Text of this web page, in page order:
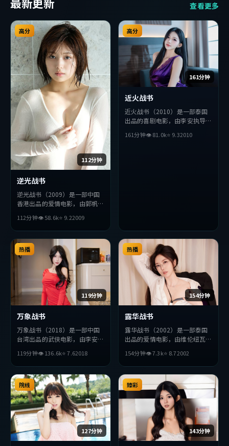
最新更新 查看更多
112分钟
高分
逆光战书
逆光战书（2009）是一部中国
香港出品的爱情电影，由郭帆执
等主演。影片在叙事与视听上力
求突破，探讨人性与抉择，节奏
张弛有度，适合喜欢该类型的观
众完整观看。
112分钟👁58.6k⭐ 9.22009
161分钟
高分
近火战书
近火战书（2010）是一部泰国
出品的喜剧电影，由李安执导，
等主演。影片在叙事与视听上力
161分钟👁81.0k⭐ 9.32010
119分钟
热播
万象战书
万象战书（2018）是一部中国
台湾出品的武侠电影，由李安执
演。影片在叙事与视听上力求突
破，探讨人性与抉择，节奏张弛
有度，适合喜欢该类型的观众完
整观看。
119分钟👁136.6k⭐7.62018
154分钟
热播
露华战书
露华战书（2002）是一部泰国
出品的爱情电影，由维伦纽瓦执
迪等主演。影片在叙事与视听上
力求突破，探讨人性与抉择，节
奏张弛有度，适合喜欢该类型的
观众完整观看。
154分钟👁7.3k⭐ 8.72002
127分钟
院线
143分钟
臻彩